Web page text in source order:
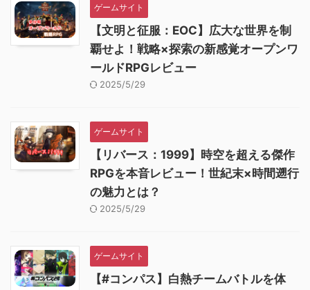
ゲームサイト
【文明と征服：EOC】広大な世界を制
覇せよ！戦略×探索の新感覚オープンワ
ールドRPGレビュー
2025/5/29
ゲームサイト
【リバース：1999】時空を超える傑作
RPGを本音レビュー！世紀末×時間遡行
の魅力とは？
2025/5/29
ゲームサイト
【#コンパス】白熱チームバトルを体